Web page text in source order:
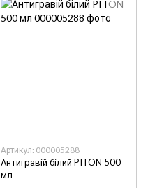
Артикул: 000005288
Антигравій білий PITON 500
мл